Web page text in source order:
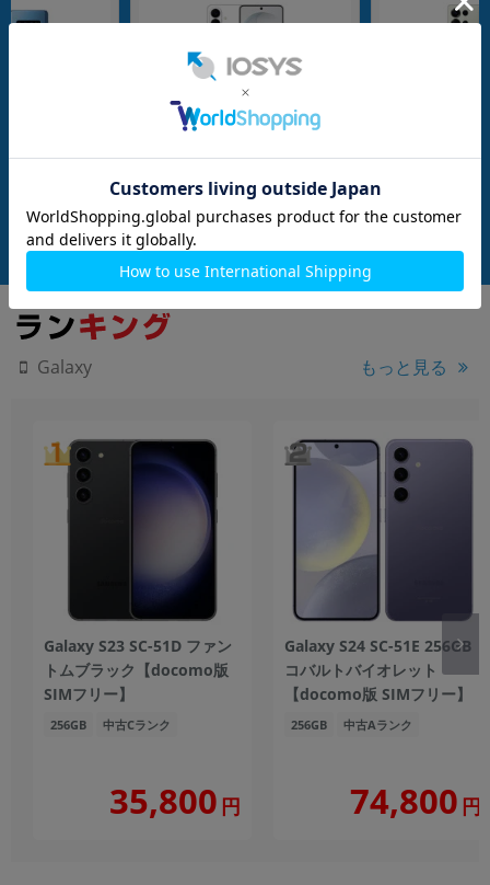
14,800
【ネットワーク利用制限▲】Galaxy
mo版 SIMフリー】
発売日：2026/03
付属品: 箱/USBケーブル(CtoC)/SIM取り出し用ピン/マニュアル
在庫数：1
未使用品 119,800
版 SIMフリー】
在庫数：1
中古Aランク
Galaxy もっと見る
Galaxy S23 SC-51D ファン
トムブラック【docomo版
SIMフリー】
256GB 中古Cランク
35,800 円
Galaxy S24 SC-51E 256GB
コバルトバイオレット
【docomo版 SIMフリー】
256GB 中古Aランク
74,800 円